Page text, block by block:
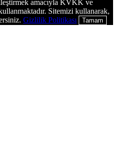
amacıyla KVKK ve
Sitemizi kullanarak,
Gizlilik Politikası Tamam